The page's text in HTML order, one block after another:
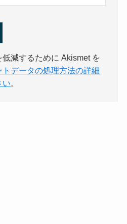
減するために Akismet を
トデータの処理方法の詳細
い。